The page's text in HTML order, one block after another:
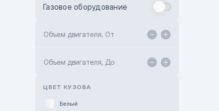
Toyota Kokshetau
Hyundai ShymCity
Газовое оборудование
Объем двигателя, От
Объем двигателя, До
ЦВЕТ КУЗОВА
Белый